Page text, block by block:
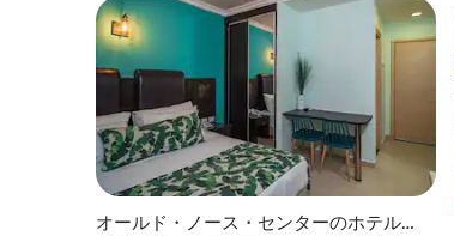
オールド・ノース・センターのホテル客